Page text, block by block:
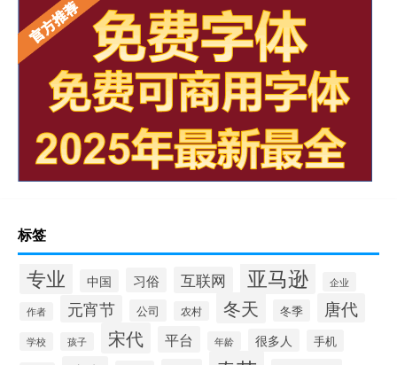
标签
专业 中国 习俗 互联网 亚马逊 企业
作者 元宵节 公司 农村 冬天 冬季 唐代
学校 孩子 宋代 平台 年龄 很多人 手机